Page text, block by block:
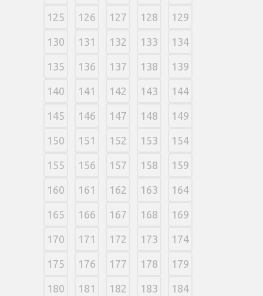
125 126 127 128 129
130 131 132 133 134
135 136 137 138 139
140 141 142 143 144
145 146 147 148 149
150 151 152 153 154
155 156 157 158 159
160 161 162 163 164
165 166 167 168 169
170 171 172 173 174
175 176 177 178 179
180 181 182 183 184